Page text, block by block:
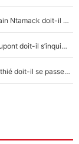
XV de France - Matthieu Jalibert a tout changé : Romain Ntamack doit-il s’inquiéter pour sa place à un an de la Coupe du monde ?
«Le XV de France est meilleur avec Lucu» : Antoine Dupont doit-il s’inquiéter pour sa place ?
Le XV de France a trouvé son remplaçant : Fabien Galthié doit-il se passer d'Antoine Dupont ?